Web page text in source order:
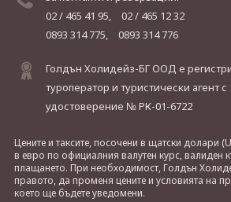
02 / 465 41 95,
02 / 465 12 32
0893 314 775,
0893 314 776
Голдън Холидейз-БГ ООД е
туроператор и туристически агент с
удостоверение № РК-01-6722
Цените и таксите, посочени в щатски долари
в евро по официалния валутен курс, валиден
плащането. При необходимост, Голдън
правото, да променя цените и условията на
което ще бъдете уведомени.